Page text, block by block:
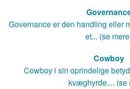
Governance er den handling eller
et... (se
Cowboy
Cowboy i sin oprindelige
kvæghyrde.... (se